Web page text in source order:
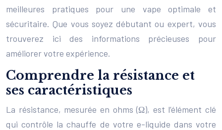
meilleures pratiques pour une vape optimale et
sécuritaire. Que vous soyez débutant ou expert, vous
trouverez ici des informations précieuses pour
améliorer votre expérience.
Comprendre la résistance et
ses caractéristiques
La résistance, mesurée en ohms (Ω), est l’élément clé
qui contrôle la chauffe de votre e-liquide dans votre